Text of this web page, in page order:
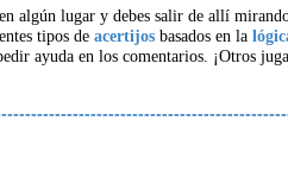
en algún lugar y debes salir de allí
tipos deacertijos basados en la
ayuda en los comentarios. ¡Otros